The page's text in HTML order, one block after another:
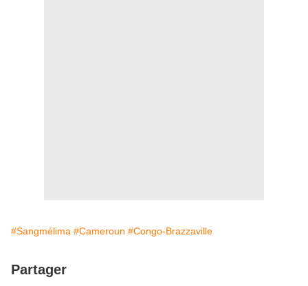
#Sangmélima #Cameroun #Congo-Brazzaville
Partager